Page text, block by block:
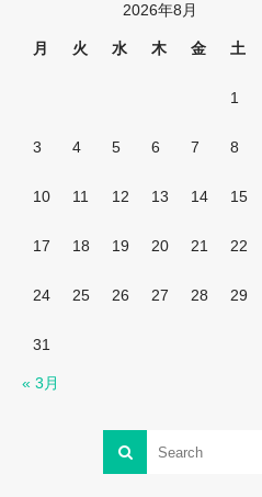
2026年8月
月 火 水 木 金 土
1
3 4 5 6 7 8
10 11 12 13 14 15
17 18 19 20 21 22
24 25 26 27 28 29
31
« 3月